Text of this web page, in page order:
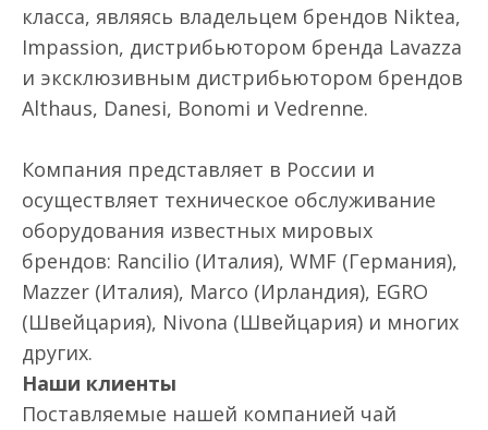
класса, являясь владельцем брендов Niktea,
Impassion, дистрибьютором бренда Lavazza
и эксклюзивным дистрибьютором брендов
Althaus, Danesi, Bonomi и Vedrenne.
Компания представляет в России и
осуществляет техническое обслуживание
оборудования известных мировых
брендов: Rancilio (Италия), WMF (Германия),
Mazzer (Италия), Marco (Ирландия), EGRO
(Швейцария), Nivona (Швейцария) и многих
других.
Наши клиенты
Поставляемые нашей компанией чай